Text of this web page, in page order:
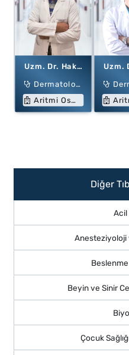
Uzm. Dr. Hakkı KARATAŞ
Dermatoloji (Cildiye)
Aritmi Osmangazi Hastanesi
Aritmi
Diğer
Acil
Anesteziyoloji
Beyin ve Sinir
Çocuk